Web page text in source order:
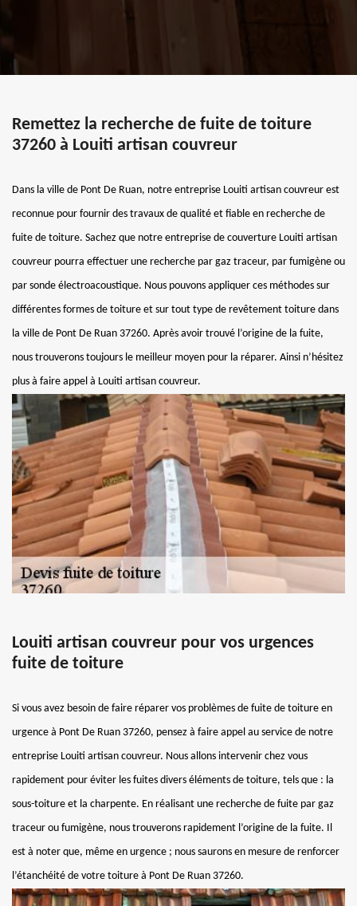
Remettez la recherche de fuite de toiture
37260 à Louiti artisan couvreur
Dans la ville de Pont De Ruan, notre entreprise Louiti artisan couvreur est
reconnue pour fournir des travaux de qualité et fiable en recherche de
fuite de toiture. Sachez que notre entreprise de couverture Louiti artisan
couvreur pourra effectuer une recherche par gaz traceur, par fumigène ou
par sonde électroacoustique. Nous pouvons appliquer ces méthodes sur
différentes formes de toiture et sur tout type de revêtement toiture dans
la ville de Pont De Ruan 37260. Après avoir trouvé l’origine de la fuite,
nous trouverons toujours le meilleur moyen pour la réparer. Ainsi n’hésitez
plus à faire appel à Louiti artisan couvreur.
Louiti artisan couvreur pour vos urgences
fuite de toiture
Si vous avez besoin de faire réparer vos problèmes de fuite de toiture en
urgence à Pont De Ruan 37260, pensez à faire appel au service de notre
entreprise Louiti artisan couvreur. Nous allons intervenir chez vous
rapidement pour éviter les fuites divers éléments de toiture, tels que : la
sous-toiture et la charpente. En réalisant une recherche de fuite par gaz
traceur ou fumigène, nous trouverons rapidement l’origine de la fuite. Il
est à noter que, même en urgence ; nous saurons en mesure de renforcer
l’étanchéité de votre toiture à Pont De Ruan 37260.